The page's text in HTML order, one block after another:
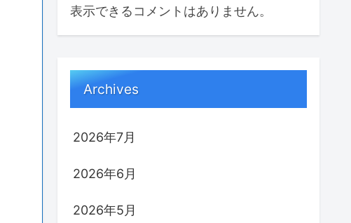
表示できるコメントはありません。
Archives
2026年7月
2026年6月
2026年5月